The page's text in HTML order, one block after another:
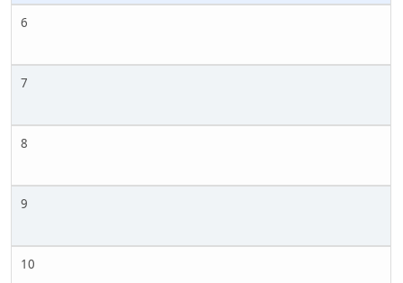
6
7
8
9
10